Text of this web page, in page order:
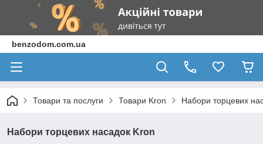
benzodom.com.ua
Товари та послуги Товари Kron Набори торцевих
Набори торцевих насадок Kron